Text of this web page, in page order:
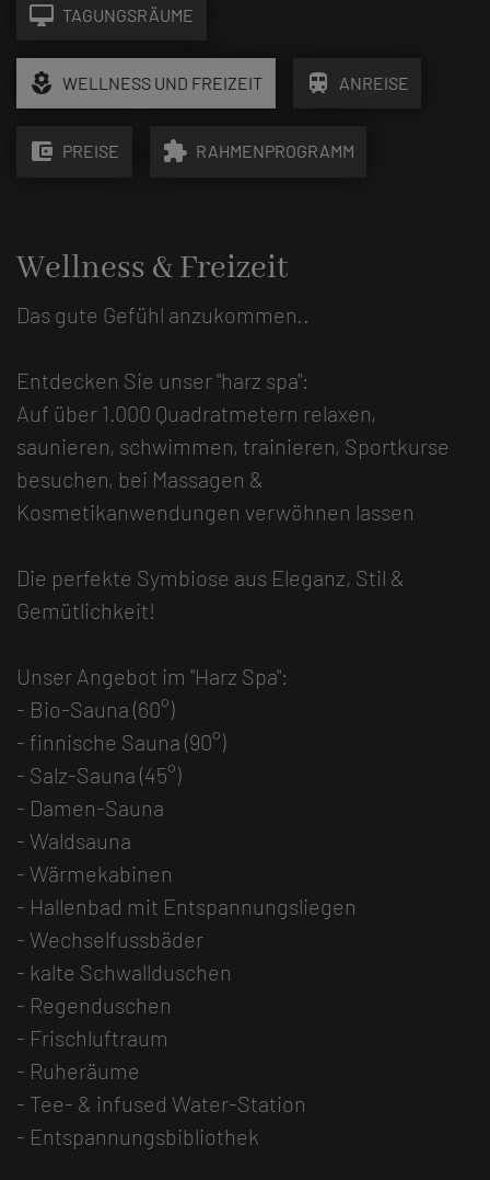
desktop_mac TAGUNGSRÄUME
local_florist WELLNESS UND FREIZEIT train ANREISE
account_balance_wallet PREISE extension RAHMENPROGRAMM
Wellness & Freizeit
Das gute Gefühl anzukommen..
Entdecken Sie unser "harz spa":
Auf über 1.000 Quadratmetern relaxen,
saunieren, schwimmen, trainieren, Sportkurse
besuchen, bei Massagen &
Kosmetikanwendungen verwöhnen lassen
Die perfekte Symbiose aus Eleganz, Stil &
Gemütlichkeit!
Unser Angebot im "Harz Spa":
- Bio-Sauna (60°)
- finnische Sauna (90°)
- Salz-Sauna (45°)
- Damen-Sauna
- Waldsauna
- Wärmekabinen
- Hallenbad mit Entspannungsliegen
- Wechselfussbäder
- kalte Schwallduschen
- Regenduschen
- Frischluftraum
- Ruheräume
- Tee- & infused Water-Station
- Entspannungsbibliothek